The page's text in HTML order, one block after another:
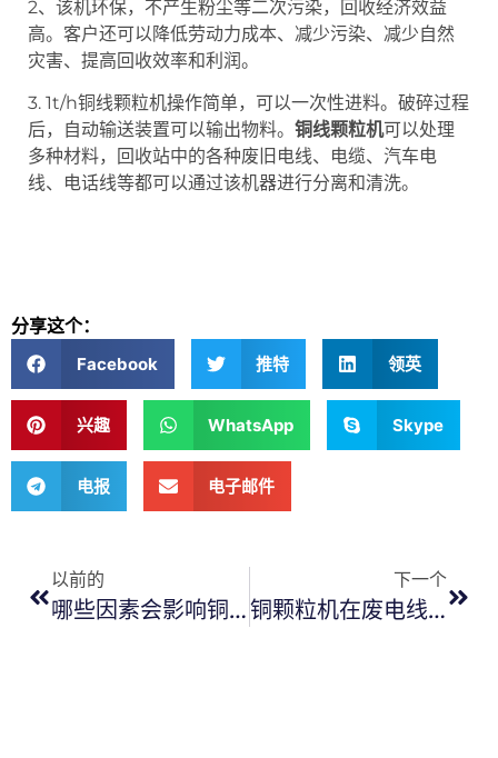
2、该机环保，不产生粉尘等二次污染，回收经济效益
高。客户还可以降低劳动力成本、减少污染、减少自然
灾害、提高回收效率和利润。
3. 1t/h铜线颗粒机操作简单，可以一次性进料。破碎过程
后，自动输送装置可以输出物料。 铜线颗粒机可以处理
多种材料，回收站中的各种废旧电线、电缆、汽车电
线、电话线等都可以通过该机器进行分离和清洗。
分享这个：
Facebook
推特 领英
兴趣 WhatsApp Skype
电报 电子邮件
以前的
哪些因素会影响铜线剥线机的价格？
下一个
铜颗粒机在废电线回收中的价值